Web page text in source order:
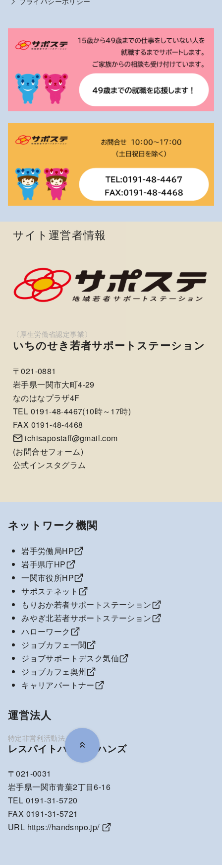
サイト運営者情報
いちのせき若者サポートステーション
〒021-0881
岩手県一関市大町4-29
なのはなプラザ4F
TEL 0191-48-4467(10時～17時)
FAX 0191-48-4468
ichisapostaff@gmail.com
(お問合せフォーム)
公式インスタグラム
ネットワーク機関
岩手労働局HP
岩手県庁HP
一関市役所HP
サポステネット
もりおか若者サポートステーション
みやぎ北若者サポートステーション
ハローワーク
ジョブカフェ一関
ジョブサポートデスク気仙
ジョブカフェ奥州
キャリアパートナー
運営法人
レスパイトハウス・ハンズ
〒021-0031
岩手県一関市青葉2丁目6-16
TEL 0191-31-5720
FAX 0191-31-5721
URL https://handsnpo.jp/